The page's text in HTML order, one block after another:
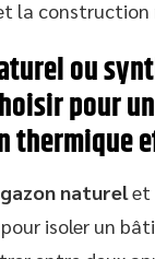
la construction
ou
pour
thermique
gazon naturelet
pour isoler un